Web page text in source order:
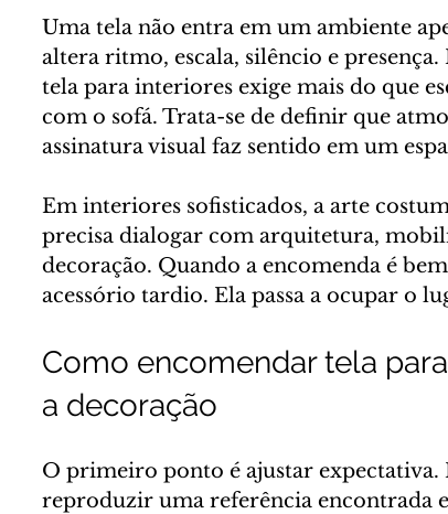
Uma tela não entra em um ambiente
altera ritmo, escala, silêncio e
tela para interiores exige mais do que
com o sofá. Trata-se de definir que
assinatura visual faz sentido em um
Em interiores sofisticados, a arte
precisa dialogar com arquitetura,
decoração. Quando a encomenda é
acessório tardio. Ela passa a ocupar o
Como encomendar tela
a decoração
O primeiro ponto é ajustar expectativa.
reproduzir uma referência encontrada